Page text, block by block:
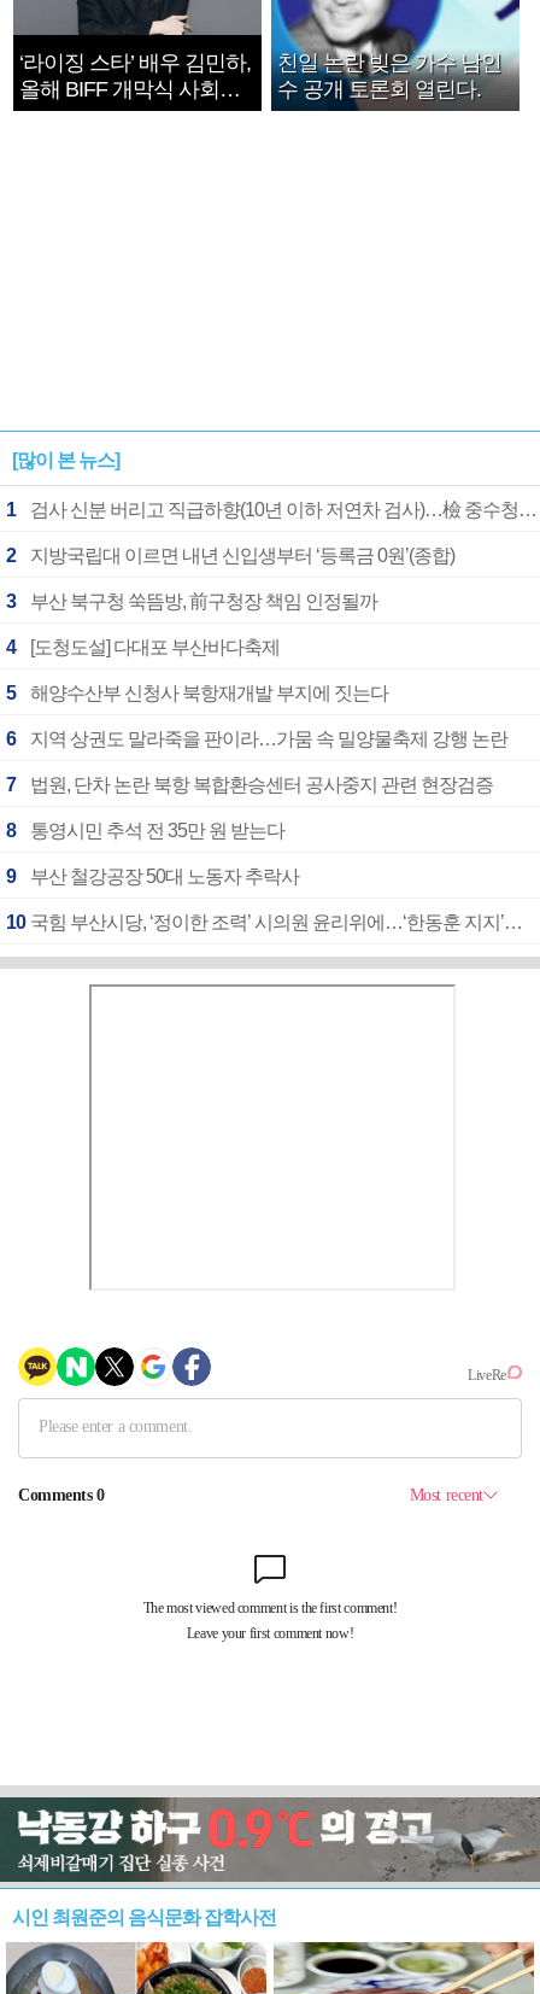
‘라이징 스타’ 배우 김민하,
올해 BIFF 개막식 사회자
확정
친일 논란 빚은 가수 남인
수 공개 토론회 열린다.
[많이 본 뉴스]
1 검사 신분 버리고 직급하향(10년 이하 저연차 검사)…檢 중수청행 기피
2 지방국립대 이르면 내년 신입생부터 ‘등록금 0원’(종합)
3 부산 북구청 쑥뜸방, 前구청장 책임 인정될까
4 [도청도설] 다대포 부산바다축제
5 해양수산부 신청사 북항재개발 부지에 짓는다
6 지역 상권도 말라죽을 판이라…가뭄 속 밀양물축제 강행 논란
7 법원, 단차 논란 북항 복합환승센터 공사중지 관련 현장검증
8 통영시민 추석 전 35만 원 받는다
9 부산 철강공장 50대 노동자 추락사
10 국힘 부산시당, ‘정이한 조력’ 시의원 윤리위에…‘한동훈 지지’도 신고접수
시인 최원준의 음식문화 잡학사전